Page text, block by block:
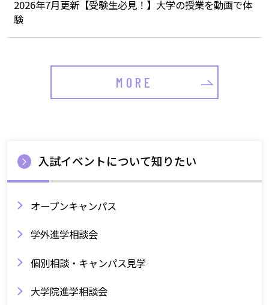
2026年7月更新【受験生必見！】大学の授業を動画で体
験
MORE
入試イベントについて知りたい
オープンキャンパス
学外進学相談会
個別相談・キャンパス見学
大学院進学相談会